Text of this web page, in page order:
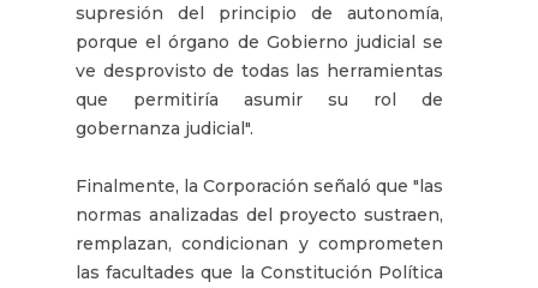
supresión del principio de autonomía,
porque el órgano de Gobierno judicial se
ve desprovisto de todas las herramientas
que permitiría asumir su rol de
gobernanza judicial".
Finalmente, la Corporación señaló que "las
normas analizadas del proyecto sustraen,
remplazan, condicionan y comprometen
las facultades que la Constitución Política